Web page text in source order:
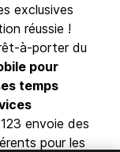
exclusives
réussie !
à-porter du
pour
temps
envoie des
pour les